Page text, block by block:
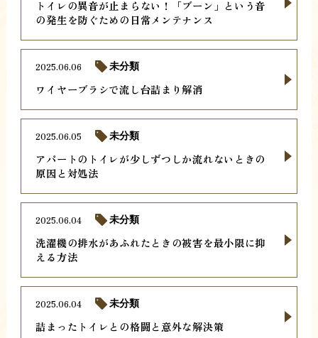
トイレの異音が止まらない！「ブーン」という音
の発生を防ぐための日常メンテナンス
ワイヤーブラシで流し台詰まり解消
2025.06.06 未分類
アパートのトイレが少しずつしか流れないときの
原因と対処法
2025.06.05 未分類
洗濯機の排水があふれたときの被害を最小限に抑
える方法
2025.06.04 未分類
詰まったトイレとの格闘と意外な解決策
2025.06.04 未分類